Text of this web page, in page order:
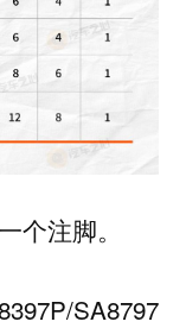
个注脚。
SA8797